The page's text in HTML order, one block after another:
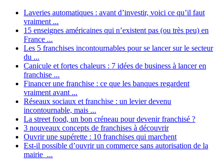
Laveries automatiques : avant d’investir, voici ce qu’il faut
vraiment ...
15 enseignes américaines qui n’existent pas (ou très peu) en
France ...
Les 5 franchises incontournables pour se lancer sur le secteur
du ...
Canicule et fortes chaleurs : 7 idées de business à lancer en
franchise ...
Financer une franchise : ce que les banques regardent
vraiment avant ...
Réseaux sociaux et franchise : un levier devenu
incontournable, mais ...
La street food, un bon créneau pour devenir franchisé ?
3 nouveaux concepts de franchises à découvrir
Ouvrir une supérette : 10 franchises qui marchent
Est-il possible d’ouvrir un commerce sans autorisation de la
mairie ...